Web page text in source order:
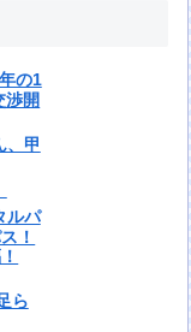
の1
渉開
、甲
ルパ
！
ら